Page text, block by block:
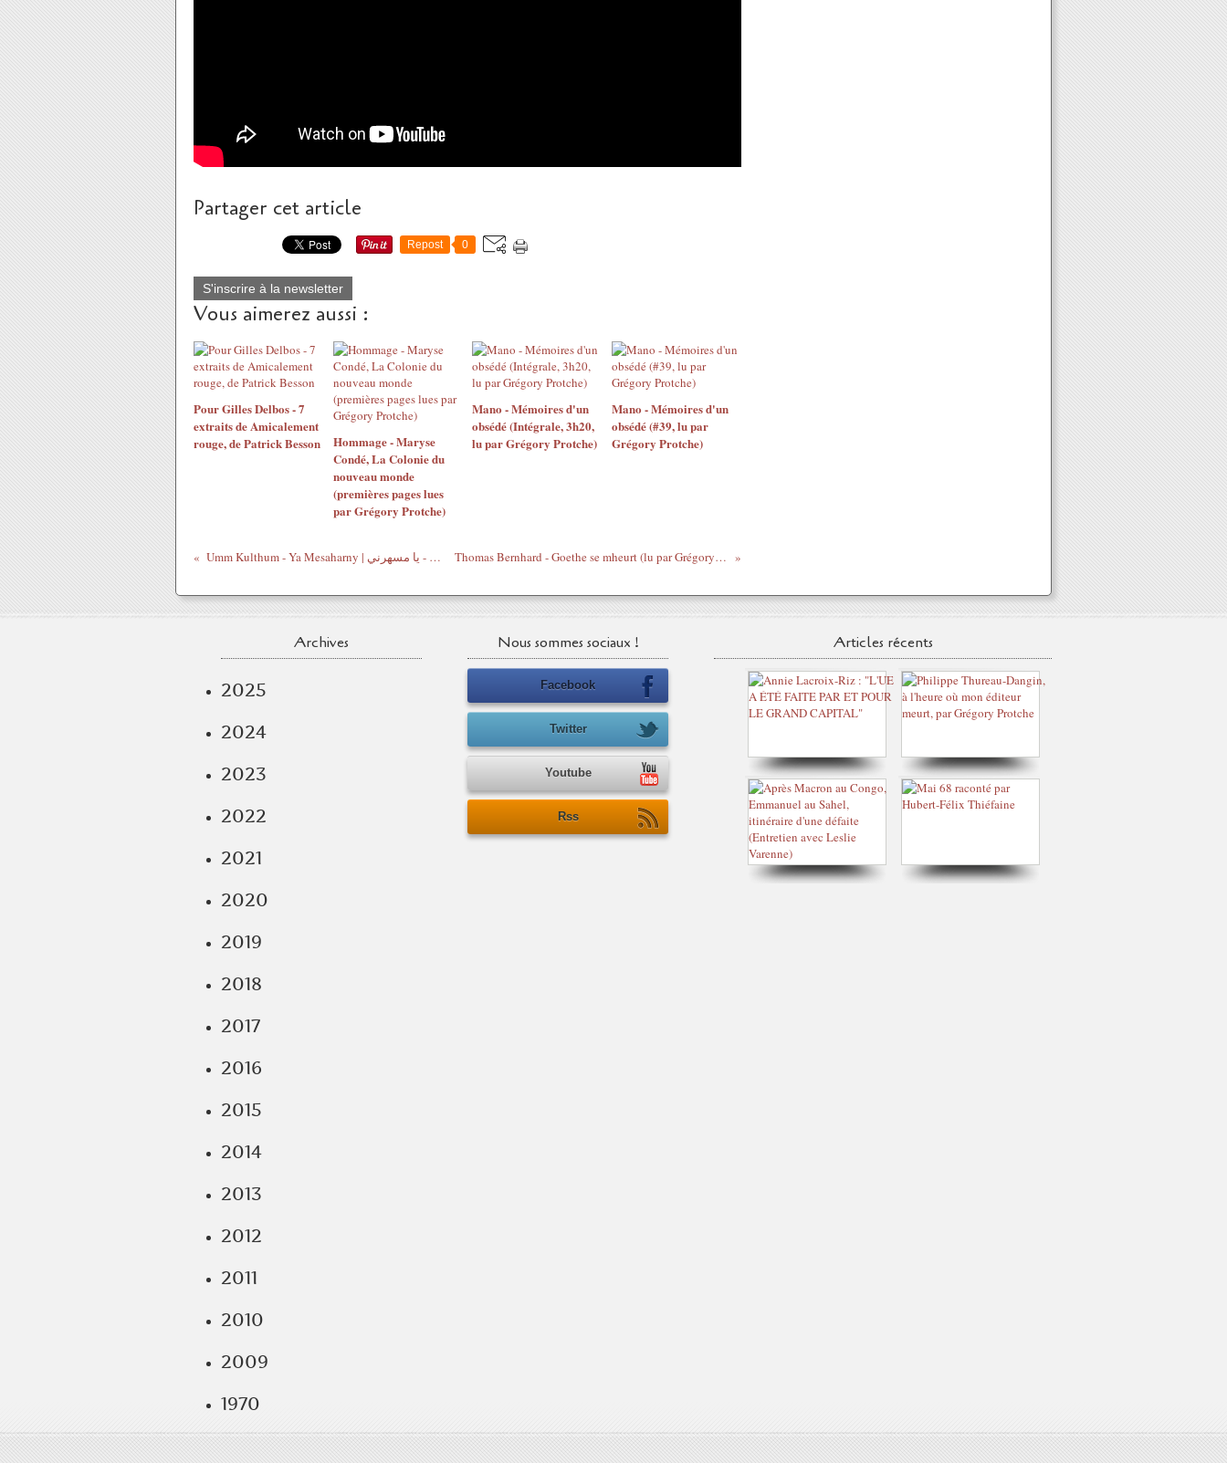
Partager cet article
Repost 0
S'inscrire à la newsletter
Vous aimerez aussi :
Pour Gilles Delbos - 7
extraits de Amicalement
rouge, de Patrick Besson
Hommage - Maryse
Condé, La Colonie du
nouveau monde
(premières pages lues
par Grégory Protche)
Mano - Mémoires d'un
obsédé (Intégrale, 3h20,
lu par Grégory Protche)
Mano - Mémoires d'un
obsédé (#39, lu par
Grégory Protche)
Umm Kulthum - Ya Mesaharny | أم كلثوم - يا مسهرني Thomas Bernhard - Goethe se mheurt (lu par Grégory Protche)
Archives
2025
2024
2023
2022
2021
2020
2019
2018
2017
2016
2015
2014
2013
2012
2011
2010
2009
1970
Nous sommes sociaux !
Facebook
Twitter
Youtube
Rss
Articles récents